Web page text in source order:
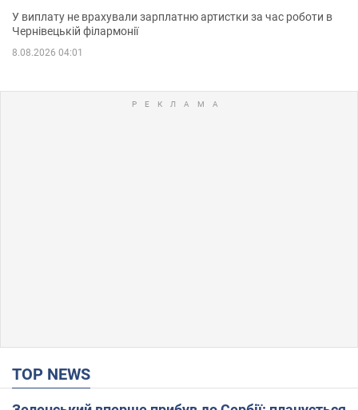
У виплату не врахували зарплатню артистки за час роботи в
Чернівецькій філармонії
8.08.2026 04:01
TOP NEWS